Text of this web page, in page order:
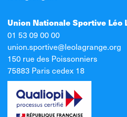
Union Nationale Sportive Léo
01 53 09 00 00
union.sportive@leolagrange.org
150 rue des Poissonniers
75883 Paris cedex 18